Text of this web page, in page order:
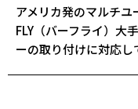
アメリカ発のマルチユ
FLY（バーフライ）大
ーの取り付けに対応し